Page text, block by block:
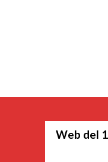
Web del